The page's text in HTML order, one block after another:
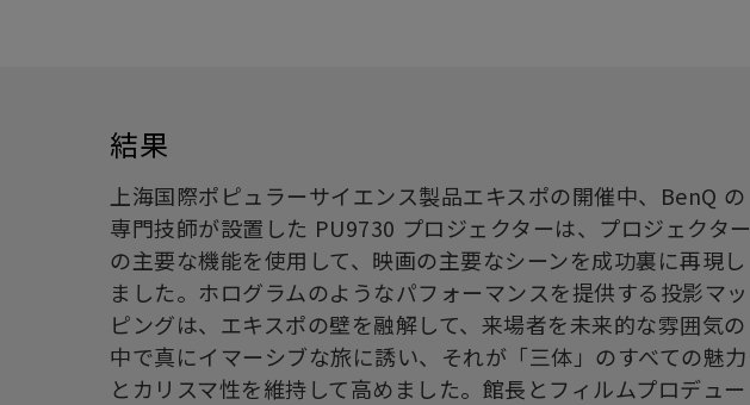
結果
上海国際ポピュラーサイエンス製品エキスポの開催中、BenQ の
専門技師が設置した PU9730 プロジェクターは、プロジェクター
の主要な機能を使用して、映画の主要なシーンを成功裏に再現し
ました。ホログラムのようなパフォーマンスを提供する投影マッ
ピングは、エキスポの壁を融解して、来場者を未来的な雰囲気の
中で真にイマーシブな旅に誘い、それが「三体」のすべての魅力
とカリスマ性を維持して高めました。館長とフィルムプロデュー